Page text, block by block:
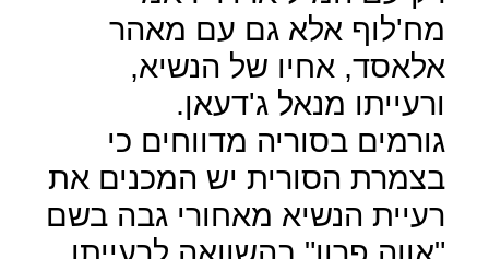
מח'לוף אלא גם עם מאהר
אלאסד, אחיו של הנשיא,
ורעייתו מנאל ג'דעאן.
גורמים בסוריה מדווחים כי
בצמרת הסורית יש המכנים את
רעיית הנשיא מאחורי גבה בשם
"אווה פרון" בהשוואה לרעייתו